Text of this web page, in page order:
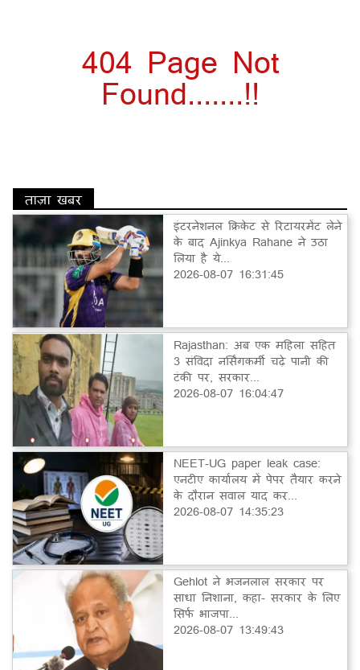
404 Page Not
Found.......!!
ताज़ा खबर
इंटरनेशनल क्रिकेट से रिटायरमेंट लेने
के बाद Ajinkya Rahane ने उठा
लिया है ये...
2026-08-07 16:31:45
Rajasthan: अब एक महिला सहित
3 संविदा नर्सिंगकर्मी चढ़े पानी की
टंकी पर, सरकार...
2026-08-07 16:04:47
NEET-UG paper leak case:
एनटीए कार्यालय में पेपर तैयार करने
के दौरान सवाल याद कर...
2026-08-07 14:35:23
Gehlot ने भजनलाल सरकार पर
साधा निशाना, कहा- सरकार के लिए
सिर्फ भाजपा...
2026-08-07 13:49:43